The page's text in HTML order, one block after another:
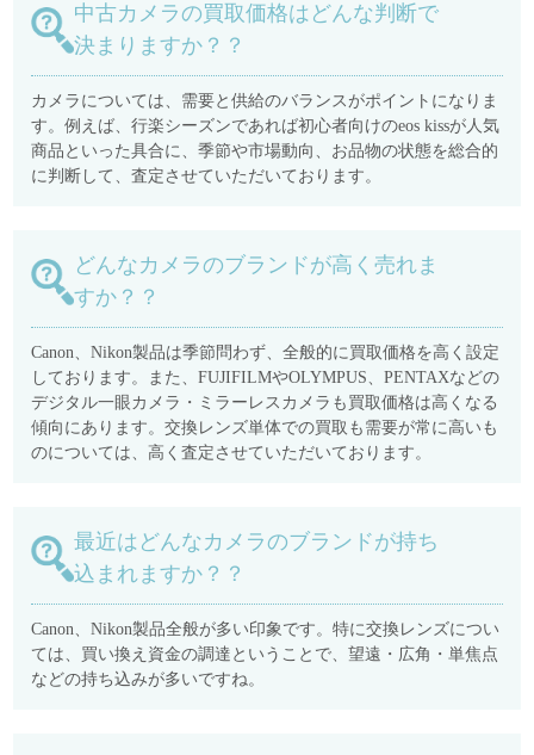
中古カメラの買取価格はどんな判断で
決まりますか？？
カメラについては、需要と供給のバランスがポイントになりま
す。例えば、行楽シーズンであれば初心者向けのeos kissが人気
商品といった具合に、季節や市場動向、お品物の状態を総合的
に判断して、査定させていただいております。
どんなカメラのブランドが高く売れま
すか？？
Canon、Nikon製品は季節問わず、全般的に買取価格を高く設定
しております。また、FUJIFILMやOLYMPUS、PENTAXなどの
デジタル一眼カメラ・ミラーレスカメラも買取価格は高くなる
傾向にあります。交換レンズ単体での買取も需要が常に高いも
のについては、高く査定させていただいております。
最近はどんなカメラのブランドが持ち
込まれますか？？
Canon、Nikon製品全般が多い印象です。特に交換レンズについ
ては、買い換え資金の調達ということで、望遠・広角・単焦点
などの持ち込みが多いですね。